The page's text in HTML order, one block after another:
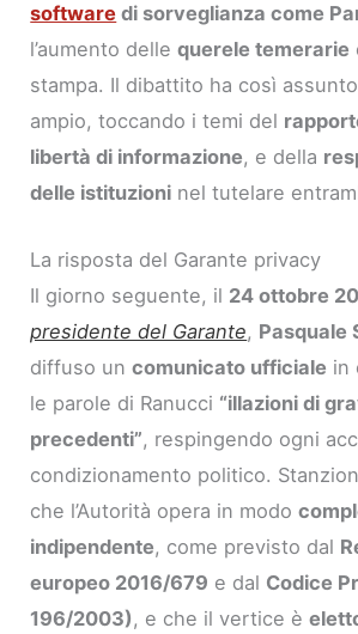
software di sorveglianza come
l’aumento dellequerele temerarie
stampa. Il dibattito ha così
ampio, toccando i temi del
libertà di informazione, e della
delle istituzioni nel tutelare
La risposta del Garante privacy
Il giorno seguente, il 24 ottobre
presidente del Garante, Pasquale
diffuso uncomunicato ufficiale in
le parole di Ranucci “illazioni di
precedenti”, respingendo ogni
condizionamento politico.
che l’Autorità opera in modo
indipendente, come previsto dal
europeo 2016/679 e dal Codice
196/2003), e che il vertice è